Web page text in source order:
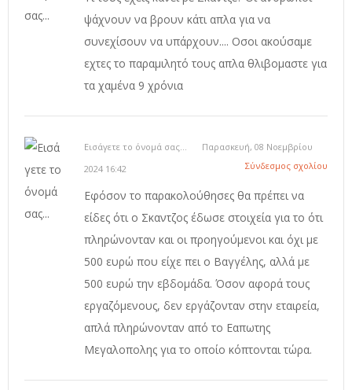
ψάχνουν να βρουν κάτι απλα για να
συνεχίσουν να υπάρχουν.... Οσοι ακούσαμε
εχτες το παραμιλητό τους απλα θλιβομαστε για
τα χαμένα 9 χρόνια
Εισάγετε το όνομά σας...
Παρασκευή, 08 Νοεμβρίου
2024 16:42
Σύνδεσμος σχολίου
Εφόσον το παρακολούθησες θα πρέπει να
είδες ότι ο Σκαντζος έδωσε στοιχεία για το ότι
πληρώνονταν και οι προηγούμενοι και όχι με
500 ευρώ που είχε πει ο Βαγγέλης, αλλά με
500 ευρώ την εβδομάδα. Όσον αφορά τους
εργαζόμενους, δεν εργάζονταν στην εταιρεία,
απλά πληρώνονταν από το Εαπωτης
Μεγαλοπολης για το οποίο κόπτονται τώρα.